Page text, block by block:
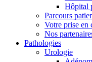
Hôpital
Parcours
Votre prise en
Nos
Pathologies
Urologie